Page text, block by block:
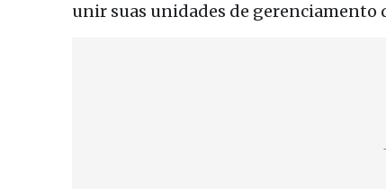
unir suas unidades de gerenciamento